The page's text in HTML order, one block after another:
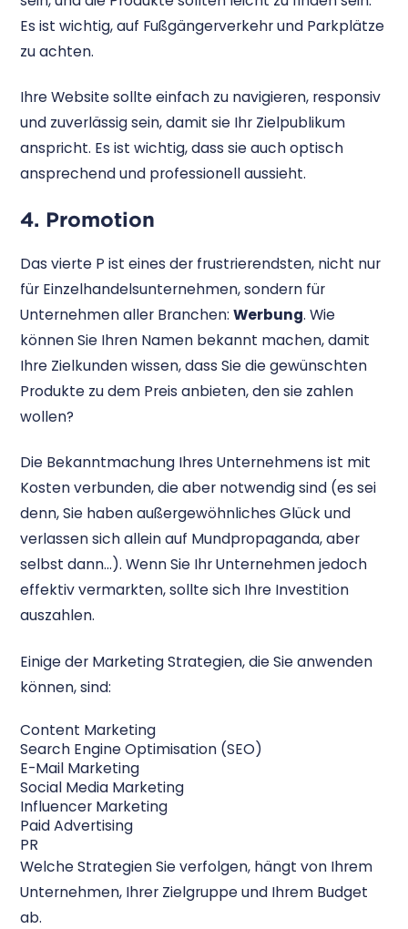
Es ist wichtig, auf Fußgängerverkehr und Parkplätze
zu achten.
Ihre Website sollte einfach zu navigieren, responsiv
und zuverlässig sein, damit sie Ihr Zielpublikum
anspricht. Es ist wichtig, dass sie auch optisch
ansprechend und professionell aussieht.
4. Promotion
Das vierte P ist eines der frustrierendsten, nicht nur
für Einzelhandelsunternehmen, sondern für
Unternehmen aller Branchen:Werbung. Wie
können Sie Ihren Namen bekannt machen, damit
Ihre Zielkunden wissen, dass Sie die gewünschten
Produkte zu dem Preis anbieten, den sie zahlen
wollen?
Die Bekanntmachung Ihres Unternehmens ist mit
Kosten verbunden, die aber notwendig sind (es sei
denn, Sie haben außergewöhnliches Glück und
verlassen sich allein auf Mundpropaganda, aber
selbst dann...). Wenn Sie Ihr Unternehmen jedoch
effektiv vermarkten, sollte sich Ihre Investition
auszahlen.
Einige der Marketing Strategien, die Sie anwenden
können, sind:
Content Marketing
Search Engine Optimisation (SEO)
E-Mail Marketing
Social Media Marketing
Influencer Marketing
Paid Advertising
PR
Welche Strategien Sie verfolgen, hängt von Ihrem
Unternehmen, Ihrer Zielgruppe und Ihrem Budget
ab.